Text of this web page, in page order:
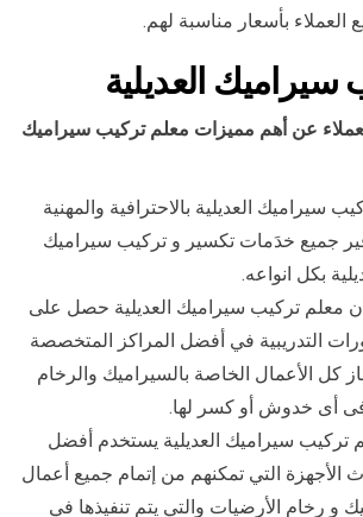
العملاء بأسعار مناسبة لهم.
العديلية
عن أهم مميزات معلم تركيب سيراميك
سيراميك العديلية بالاحترافية والمهنية
جميع خدَمات تكسير و تركيب سيراميك
بكل انواعه.
أن معلم تركيب سيراميك العديلية حصل على
التدريبية في أفضل المراكز المتخصصة
كل الأعمال الخاصة بالسيراميك والرخام
أى خدوش أو كسر لها.
تركيب سيراميك العديلية يستخدم أفضل
الأجهزة التي تمكنهم من إتمام جميع أعمال
و رخام الأرضيات والتي يتم تنفيذها في